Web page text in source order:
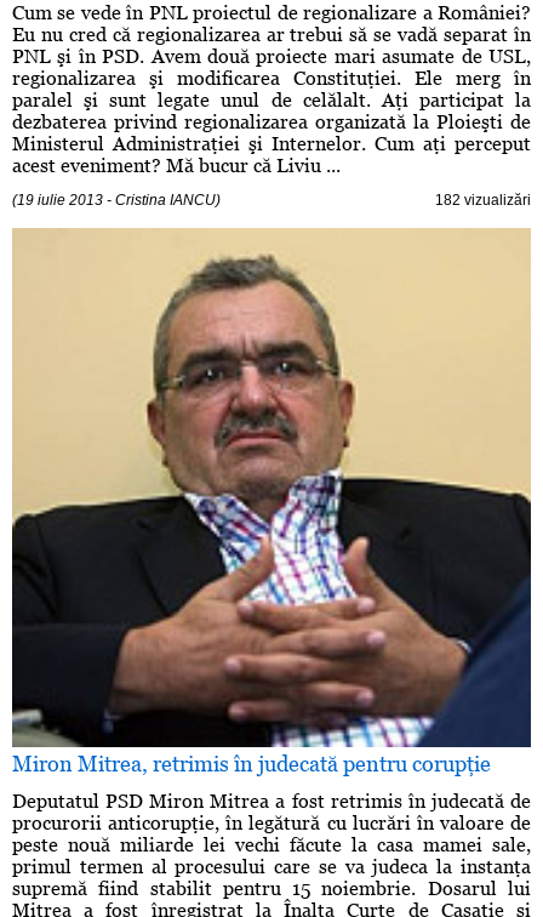
Cum se vede în PNL proiectul de regionalizare a României?
Eu nu cred că regionalizarea ar trebui să se vadă separat în
PNL şi în PSD. Avem două proiecte mari asumate de USL,
regionalizarea şi modificarea Constituţiei. Ele merg în
paralel şi sunt legate unul de celălalt. Aţi participat la
dezbaterea privind regionalizarea organizată la Ploieşti de
Ministerul Administraţiei şi Internelor. Cum aţi perceput
acest eveniment? Mă bucur că Liviu ...
(19 iulie 2013 - Cristina IANCU) 182 vizualizări
Miron Mitrea, retrimis în judecată pentru corupţie
Deputatul PSD Miron Mitrea a fost retrimis în judecată de
procurorii anticorupţie, în legătură cu lucrări în valoare de
peste nouă miliarde lei vechi făcute la casa mamei sale,
primul termen al procesului care se va judeca la instanţa
supremă fiind stabilit pentru 15 noiembrie. Dosarul lui
Mitrea a fost înregistrat la Înalta Curte de Casaţie şi